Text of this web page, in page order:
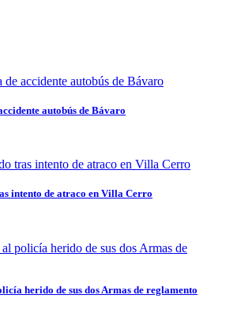
autobús de Bávaro
intento de atraco en Villa Cerro
herido de sus dos Armas de reglamento